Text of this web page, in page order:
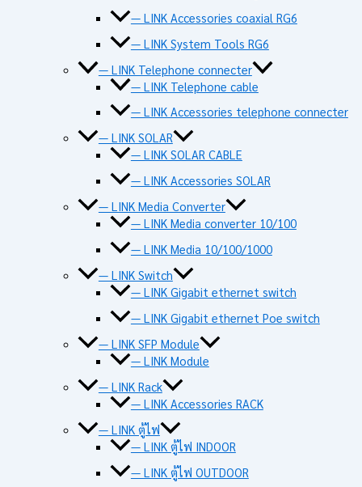
— LINK Accessories coaxial RG6
— LINK System Tools RG6
— LINK Telephone connecter
— LINK Telephone cable
— LINK Accessories telephone connecter
— LINK SOLAR
— LINK SOLAR CABLE
— LINK Accessories SOLAR
— LINK Media Converter
— LINK Media converter 10/100
— LINK Media 10/100/1000
— LINK Switch
— LINK Gigabit ethernet switch
— LINK Gigabit ethernet Poe switch
— LINK SFP Module
— LINK Module
— LINK Rack
— LINK Accessories RACK
— LINK ตู้ไฟ
— LINK ตู้ไฟ INDOOR
— LINK ตู้ไฟ OUTDOOR